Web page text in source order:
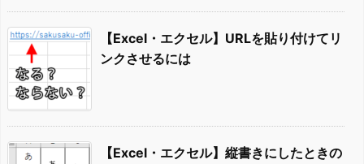
【Excel・エクセル】URLを貼り付けてリ
ンクさせるには
【Excel・エクセル】縦書きにしたときの